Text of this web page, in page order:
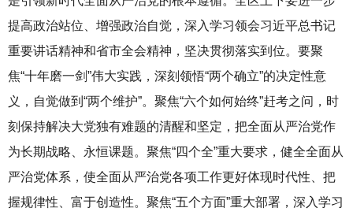
提高政治站位、增强政治自觉，深入学习领会习近平总书记
重要讲话精神和省市全会精神，坚决贯彻落实到位。要聚
焦“十年磨一剑”伟大实践，深刻领悟“两个确立”的决定性意
义，自觉做到“两个维护”。聚焦“六个如何始终”赶考之问，时
刻保持解决大党独有难题的清醒和坚定，把全面从严治党作
为长期战略、永恒课题。聚焦“四个全”重大要求，健全全面从
严治党体系，使全面从严治党各项工作更好体现时代性、把
握规律性、富于创造性。聚焦“五个方面”重大部署，深入学习